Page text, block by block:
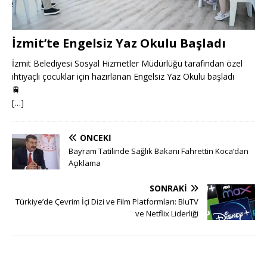
İzmit’te Engelsiz Yaz Okulu Başladı
İzmit Belediyesi Sosyal Hizmetler Müdürlüğü tarafından özel
ihtiyaçlı çocuklar için hazırlanan Engelsiz Yaz Okulu başladı
🚆
[…]
ÖNCEKI
Bayram Tatilinde Sağlık Bakanı Fahrettin Koca’dan
Açıklama
SONRAKI
Türkiye’de Çevrim İçi Dizi ve Film Platformları: BluTV
ve Netflix Liderliği